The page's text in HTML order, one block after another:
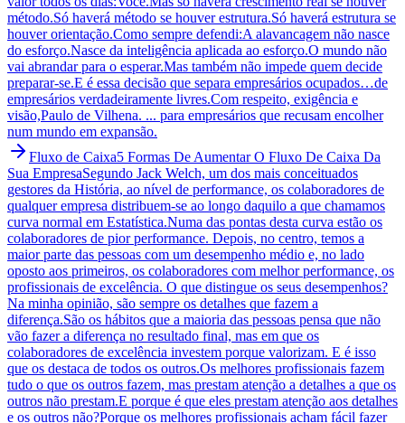
método.Só haverá método se houver estrutura.Só haverá estrutura se
houver orientação.Como sempre defendi:A alavancagem não nasce
do esforço.Nasce da inteligência aplicada ao esforço.O mundo não
vai abrandar para o esperar.Mas também não impede quem decide
preparar-se.E é essa decisão que separa empresários ocupados…de
empresários verdadeiramente livres.Com respeito, exigência e
visão,Paulo de Vilhena. ... para empresários que recusam encolher
num mundo em expansão.
Fluxo de Caixa5 Formas De Aumentar O Fluxo De Caixa Da
Sua EmpresaSegundo Jack Welch, um dos mais conceituados
gestores da História, ao nível de performance, os colaboradores de
qualquer empresa distribuem-se ao longo daquilo a que chamamos
curva normal em Estatística.Numa das pontas desta curva estão os
colaboradores de pior performance. Depois, no centro, temos a
maior parte das pessoas com um desempenho médio e, no lado
oposto aos primeiros, os colaboradores com melhor performance, os
profissionais de excelência. O que distingue os seus desempenhos?
Na minha opinião, são sempre os detalhes que fazem a
diferença.São os hábitos que a maioria das pessoas pensa que não
vão fazer a diferença no resultado final, mas em que os
colaboradores de excelência investem porque valorizam. E é isso
que os destaca de todos os outros.Os melhores profissionais fazem
tudo o que os outros fazem, mas prestam atenção a detalhes a que os
outros não prestam.E porque é que eles prestam atenção aos detalhes
e os outros não?Porque os melhores profissionais acham fácil fazer